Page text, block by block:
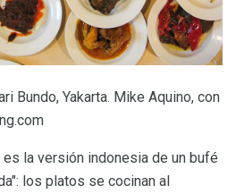
Bundo, Yakarta. Mike Aquino, con
es la versión indonesia de un bufé
los platos se cocinan al